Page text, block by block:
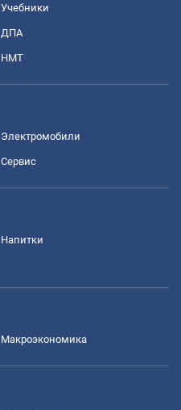
Учебники
ДПА
НМТ
Электромобили
Сервис
Напитки
Mакроэкономика